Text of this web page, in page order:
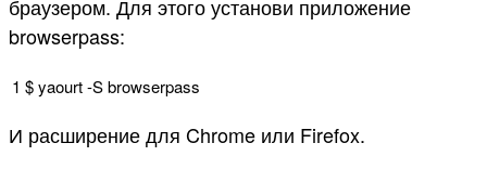
браузером. Для этого установи приложение
browserpass:
1 $yaourt-Sbrowserpass
И расширение для Chrome или Firefox.